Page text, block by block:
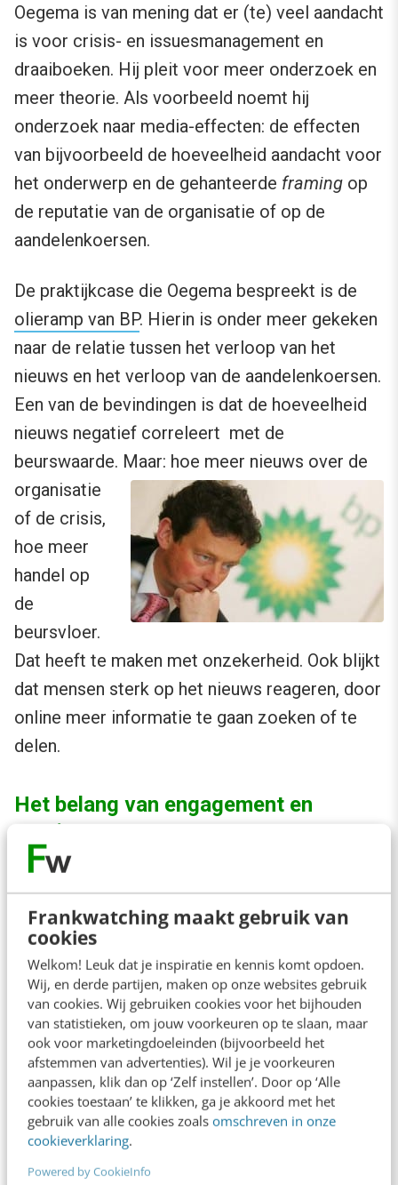
Frankwatching maakt gebruik van
cookies
Welkom! Leuk dat je inspiratie en kennis komt opdoen.
Wij, en derde partijen, maken op onze websites gebruik
van cookies. Wij gebruiken cookies voor het bijhouden
van statistieken, om jouw voorkeuren op te slaan, maar
ook voor marketingdoeleinden (bijvoorbeeld het
afstemmen van advertenties). Wil je je voorkeuren
aanpassen, klik dan op ‘Zelf instellen’. Door op ‘Alle
cookies toestaan’ te klikken, ga je akkoord met het
gebruik van alle cookies zoals omschreven in onze
cookieverklaring.
Powered by CookieInfo
Oegema is van mening dat er (te) veel aandacht
is voor crisis- en issuesmanagement en
draaiboeken. Hij pleit voor meer onderzoek en
meer theorie. Als voorbeeld noemt hij
onderzoek naar media-effecten: de effecten
van bijvoorbeeld de hoeveelheid aandacht voor
het onderwerp en de gehanteerde framing op
de reputatie van de organisatie of op de
aandelenkoersen.
De praktijkcase die Oegema bespreekt is de
olieramp van BP. Hierin is onder meer gekeken
naar de relatie tussen het verloop van het
nieuws en het verloop van de aandelenkoersen.
Een van de bevindingen is dat de hoeveelheid
nieuws negatief correleert met de
beurswaarde. Maar: hoe meer nieuws over de
organisatie
of de crisis,
hoe meer
handel op
de
beursvloer.
Dat heeft te maken met onzekerheid. Ook blijkt
dat mensen sterk op het nieuws reageren, door
online meer informatie te gaan zoeken of te
delen.
Het belang van engagement en
service
lezingen komt nog eens het belang van
engagement en service naar voren. Dat je
empathie moet tonen in je reactie, klinkt als
een open deur. Maar in de hectiek van een
crisis vergeten toch veel organisaties om dat
te doen. Verder is het van groot belang om
continu te blijven informeren. Op het moment
dat je (nog) geen feitelijke of inhoudelijke
informatie kunt geven, geef dan
procesinformatie.